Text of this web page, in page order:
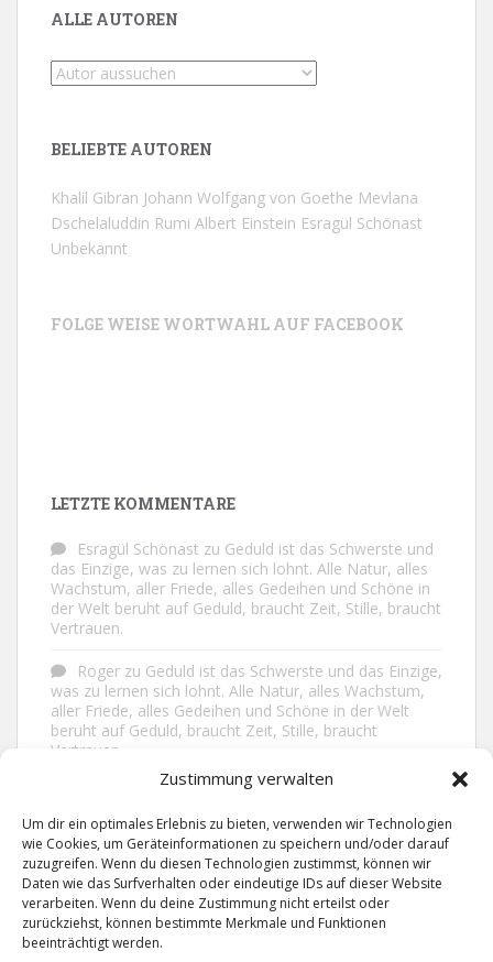
Zustimmung verwalten
Um dir ein optimales Erlebnis zu bieten, verwenden wir Technologien
wie Cookies, um Geräteinformationen zu speichern und/oder darauf
zuzugreifen. Wenn du diesen Technologien zustimmst, können wir
Daten wie das Surfverhalten oder eindeutige IDs auf dieser Website
verarbeiten. Wenn du deine Zustimmung nicht erteilst oder
zurückziehst, können bestimmte Merkmale und Funktionen
beeinträchtigt werden.
ALLE AUTOREN
BELIEBTE AUTOREN
Khalil Gibran Johann Wolfgang von Goethe Mevlana
Dschelaluddin Rumi Albert Einstein Esragül Schönast
Unbekannt
FOLGE WEISE WORTWAHL AUF FACEBOOK
LETZTE KOMMENTARE
Esragül Schönast zu Geduld ist das Schwerste und
das Einzige, was zu lernen sich lohnt. Alle Natur, alles
Wachstum, aller Friede, alles Gedeihen und Schöne in
der Welt beruht auf Geduld, braucht Zeit, Stille, braucht
Vertrauen.
Roger zu Geduld ist das Schwerste und das Einzige,
was zu lernen sich lohnt. Alle Natur, alles Wachstum,
aller Friede, alles Gedeihen und Schöne in der Welt
beruht auf Geduld, braucht Zeit, Stille, braucht
Vertrauen.
Nichts in unserem Leben
geschieht ohne Grund. Der Rest ist Zufall.
GridzuMan lebt ruhiger, wenn man nicht alles
sagt, was man weiß, nicht alles glaubt, was man hört
und über den Rest einfach nur lächelt.